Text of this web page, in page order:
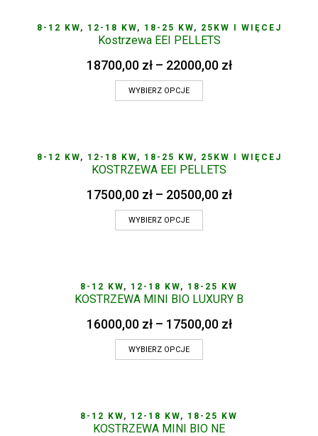
8-12 KW, 12-18 KW, 18-25 KW, 25KW I WIĘCEJ
Kostrzewa EEI PELLETS
18700,00 zł– 22000,00 zł
WYBIERZ OPCJE
8-12 KW, 12-18 KW, 18-25 KW, 25KW I WIĘCEJ
KOSTRZEWA EEI PELLETS
17500,00 zł– 20500,00 zł
WYBIERZ OPCJE
8-12 KW, 12-18 KW, 18-25 KW
KOSTRZEWA MINI BIO LUXURY B
16000,00 zł– 17500,00 zł
WYBIERZ OPCJE
8-12 KW, 12-18 KW, 18-25 KW
KOSTRZEWA MINI BIO NE